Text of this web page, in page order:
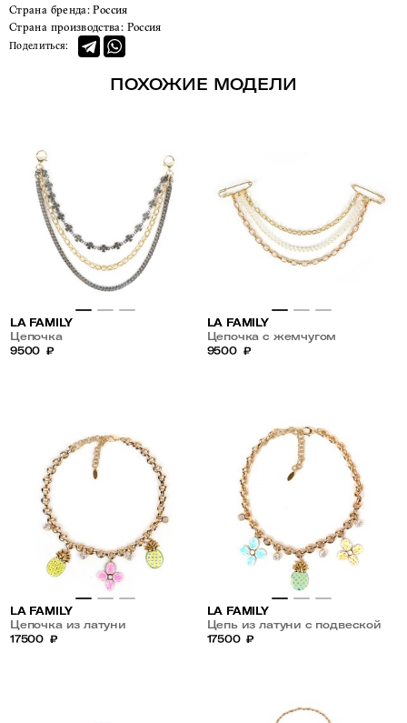
Страна бренда: Россия
Страна производства: Россия
Поделиться:
ПОХОЖИЕ МОДЕЛИ
LA FAMILY
Цепочка
9500 ₽
LA FAMILY
Цепочка с жемчугом
9500 ₽
LA FAMILY
Цепочка из латуни
17500 ₽
LA FAMILY
Цепь из латуни с подвеской
17500 ₽